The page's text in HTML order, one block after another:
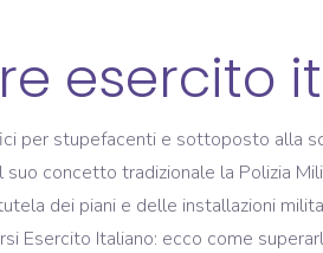
esercito
per stupefacenti e sottoposto alla
suo concetto tradizionale la
dei piani e delle installazioni
Esercito Italiano: ecco come